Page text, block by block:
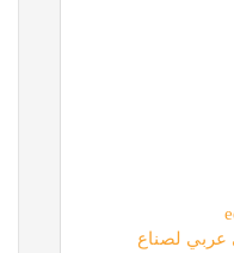
عربي لصناع